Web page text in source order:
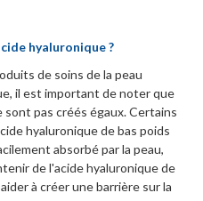
hyaluronique ?
de soins de la peau
il est important de noter que
pas créés égaux. Certains
hyaluronique de bas poids
absorbé par la peau,
de l'acide hyaluronique de
à créer une barrière sur la